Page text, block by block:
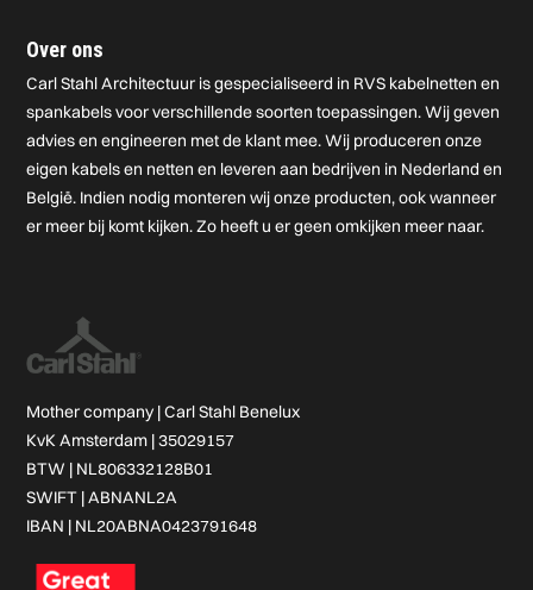
Over ons
Carl Stahl Architectuur is gespecialiseerd in RVS kabelnetten en
spankabels voor verschillende soorten toepassingen. Wij geven
advies en engineeren met de klant mee. Wij produceren onze
eigen kabels en netten en leveren aan bedrijven in Nederland en
België. Indien nodig monteren wij onze producten, ook wanneer
er meer bij komt kijken. Zo heeft u er geen omkijken meer naar.
Mother company |Carl Stahl Benelux
KvK Amsterdam | 35029157
BTW | NL806332128B01
SWIFT | ABNANL2A
IBAN | NL20ABNA0423791648